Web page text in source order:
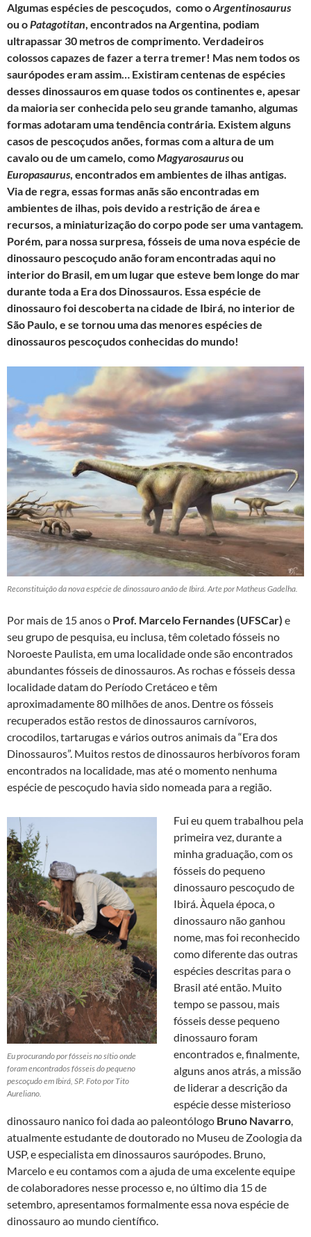
b
o
o
k
t
e
r
s
A
p
p
l
g
r
a
m
e
Algumas espécies de pescoçudos, como oArgentinosaurus
ou oPatagotitan, encontrados na Argentina, podiam
ultrapassar 30 metros de comprimento. Verdadeiros
colossos capazes de fazer a terra tremer! Mas nem todos os
saurópodes eram assim… Existiram centenas de espécies
desses dinossauros em quase todos os continentes e, apesar
da maioria ser conhecida pelo seu grande tamanho, algumas
formas adotaram uma tendência contrária. Existem alguns
casos de pescoçudos anões, formas com a altura de um
cavalo ou de um camelo, comoMagyarosaurusou
Europasaurus, encontrados em ambientes de ilhas antigas.
Via de regra, essas formas anãs são encontradas em
ambientes de ilhas, pois devido a restrição de área e
recursos, a miniaturização do corpo pode ser uma vantagem.
Porém, para nossa surpresa, fósseis de uma nova espécie de
dinossauro pescoçudo anão foram encontradas aqui no
interior do Brasil, em um lugar que esteve bem longe do mar
durante toda a Era dos Dinossauros. Essa espécie de
dinossauro foi descoberta na cidade de Ibirá, no interior de
São Paulo, e se tornou uma das menores espécies de
dinossauros pescoçudos conhecidas do mundo!
Reconstituição da nova espécie de dinossauro anão de Ibirá. Arte por Matheus Gadelha.
Por mais de 15 anos o Prof. Marcelo Fernandes (UFSCar) e
seu grupo de pesquisa, eu inclusa, têm coletado fósseis no
Noroeste Paulista, em uma localidade onde são encontrados
abundantes fósseis de dinossauros. As rochas e fósseis dessa
localidade datam do Período Cretáceo e têm
aproximadamente 80 milhões de anos. Dentre os fósseis
recuperados estão restos de dinossauros carnívoros,
crocodilos, tartarugas e vários outros animais da “Era dos
Dinossauros”. Muitos restos de dinossauros herbívoros foram
encontrados na localidade, mas até o momento nenhuma
espécie de pescoçudo havia sido nomeada para a região.
Eu procurando por fósseis no sítio onde
foram encontrados fósseis do pequeno
pescoçudo em Ibirá, SP. Foto por Tito
Aureliano.
Fui eu quem trabalhou pela
primeira vez, durante a
minha graduação, com os
fósseis do pequeno
dinossauro pescoçudo de
Ibirá. Àquela época, o
dinossauro não ganhou
nome, mas foi reconhecido
como diferente das outras
espécies descritas para o
Brasil até então. Muito
tempo se passou, mais
fósseis desse pequeno
dinossauro foram
encontrados e, finalmente,
alguns anos atrás, a missão
de liderar a descrição da
espécie desse misterioso
dinossauro nanico foi dada ao paleontólogo Bruno Navarro,
atualmente estudante de doutorado no Museu de Zoologia da
USP, e especialista em dinossauros saurópodes. Bruno,
Marcelo e eu contamos com a ajuda de uma excelente equipe
de colaboradores nesse processo e, no último dia 15 de
setembro, apresentamos formalmente essa nova espécie de
dinossauro ao mundo científico.